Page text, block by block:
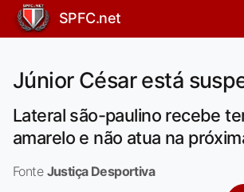
SPFC.net
Júnior César está
Lateral são-paulino recebe
amarelo e não atua na
Fonte Justiça Desportiva